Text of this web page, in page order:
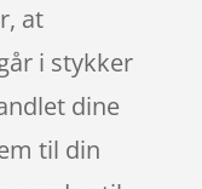
at
i stykker
dine
til din